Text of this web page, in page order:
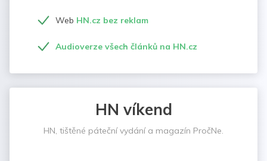
Web HN.cz bez reklam
Audioverze všech článků na HN.cz
HN víkend
HN, tištěné páteční vydání a magazín PročNe.